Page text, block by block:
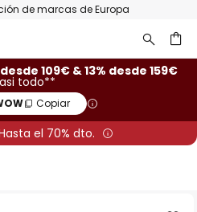
de marcas de Europa
desde 109€ & 13% desde 159€
todo**
Copiar
el 70% dto.